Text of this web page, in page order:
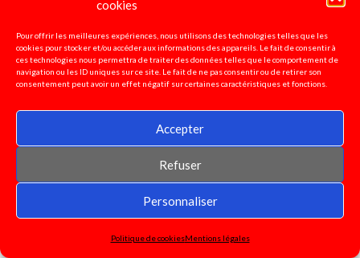
cookies
Pour offrir les meilleures expériences, nous utilisons des technologies telles que les
cookies pour stocker et/ou accéder aux informations des appareils. Le fait de consentir à
ces technologies nous permettra de traiter des données telles que le comportement de
navigation ou les ID uniques sur ce site. Le fait de ne pas consentir ou de retirer son
consentement peut avoir un effet négatif sur certaines caractéristiques et fonctions.
Accepter
Refuser
Personnaliser
Politique de cookiesMentions légales
4 pages spécial "titulaires remplaçants"